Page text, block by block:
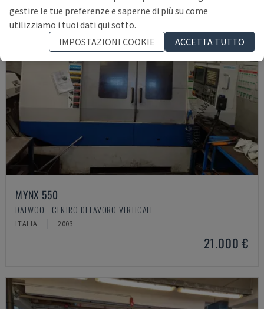
MYNX 550
DAEWOO - CENTRO DI LAVORO VERTICALE
ITALIA 2003
21.000 €
gestire le tue preferenze e saperne di più su come
utilizziamo i tuoi dati qui sotto.
IMPOSTAZIONI COOKIE
ACCETTA TUTTO